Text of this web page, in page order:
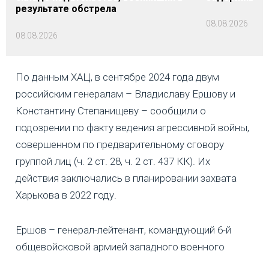
результате обстрела
08.08.2026
08.08.2026
По данным ХАЦ, в сентябре 2024 года двум
российским генералам – Владиславу Ершову и
Константину Степанищеву – сообщили о
подозрении по факту ведения агрессивной войны,
совершенном по предварительному сговору
группой лиц (ч. 2 ст. 28, ч. 2 ст. 437 КК). Их
действия заключались в планировании захвата
Харькова в 2022 году.
Ершов – генерал-лейтенант, командующий 6-й
общевойсковой армией западного военного